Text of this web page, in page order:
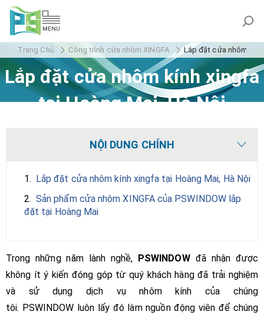
MENU
Trang Chủ Công trình cửa nhôm XINGFA Lắp đặt cửa nhôm
Lắp đặt cửa nhôm kính xingfa
tại Hoàng Mai, Hà Nội
NỘI DUNG CHÍNH
1. Lắp đặt cửa nhôm kính xingfa tại Hoàng Mai, Hà Nội
2. Sản phẩm cửa nhôm XINGFA của PSWINDOW lắp
đặt tại Hoàng Mai
Trong những năm lành nghề, PSWINDOW đã nhận được
không ít ý kiến đóng góp từ quý khách hàng đã trải nghiệm
và sử dụng dịch vụ nhôm kính của chúng
tôi. PSWINDOW luôn lấy đó làm nguồn động viên để chúng